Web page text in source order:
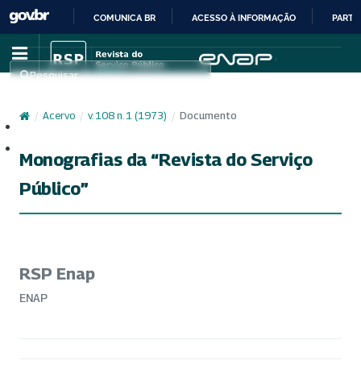
IR
PARA
CONTEÚDO
COMUNICA BR ACESSO À INFORMAÇÃO
Pesquisar
/ Acervo / v. 108 n. 1 (1973) / Documento
Monografias da “Revista do Serviço
Público”
RSP Enap
ENAP